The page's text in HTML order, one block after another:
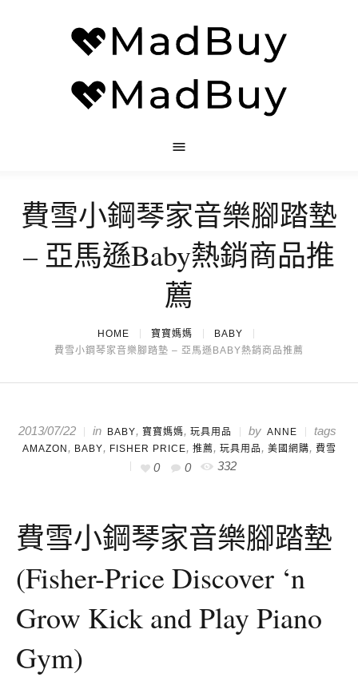
費雪小鋼琴家音樂腳踏墊
– 亞馬遜Baby熱銷商品推
薦
HOME 寶寶媽媽
BABY
費雪小鋼琴家音樂腳踏墊 – 亞馬遜BABY熱銷商品推薦
2013/07/22 in BABY, 寶寶媽媽, 玩具用品 by ANNE tags
AMAZON , BABY, FISHER PRICE, 推薦, 玩具用品 , 美國網購, 費雪
0 0 332
費雪小鋼琴家音樂腳踏墊
(Fisher-Price Discover ‘n
Grow Kick and Play Piano
Gym)